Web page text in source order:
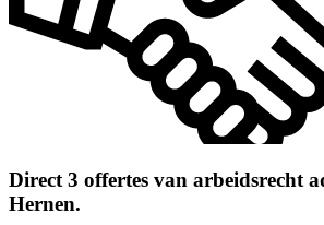
Direct 3 offertes van arbeidsrecht
Hernen.